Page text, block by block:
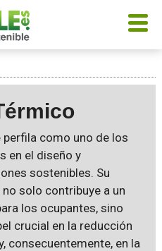
como uno de los
en el diseño y
sostenibles. Su
solo contribuye a un
los ocupantes, sino
crucial en la reducción
consecuentemente, en la